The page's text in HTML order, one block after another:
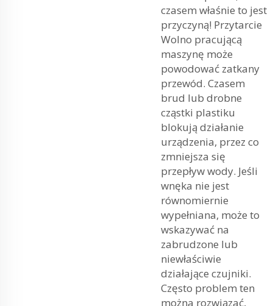
czasem właśnie to jest
przyczyną! Przytarcie
Wolno pracującą
maszynę może
powodować zatkany
przewód. Czasem
brud lub drobne
cząstki plastiku
blokują działanie
urządzenia, przez co
zmniejsza się
przepływ wody. Jeśli
wnęka nie jest
równomiernie
wypełniana, może to
wskazywać na
zabrudzone lub
niewłaściwie
działające czujniki.
Często problem ten
można rozwiązać,